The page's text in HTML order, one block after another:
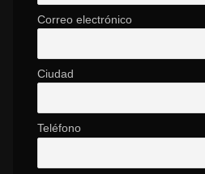
Correo electrónico
Ciudad
Teléfono